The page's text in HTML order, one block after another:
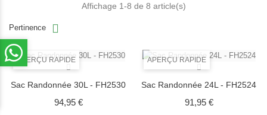
Pertinence
Affichage 1-8 de 8 article(s)
APERÇU RAPIDE
Sac Randonnée 30L - FH2530
94,95 €Prix
APERÇU RAPIDE
Sac Randonnée 24L - FH2524
91,95 €Prix